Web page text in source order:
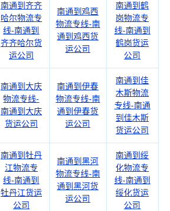
南通到齐齐
哈尔物流专
线-南通到
齐齐哈尔货
运公司
南通到鸡西
物流专线-南
通到鸡西货
运公司
南通到鹤
岗物流专
线-南通到
鹤岗货运
公司
南通到大庆
物流专线-
南通到大庆
货运公司
南通到伊春
物流专线-南
通到伊春货
运公司
南通到佳
木斯物流
专线-南通
到佳木斯
货运公司
南通到牡丹
江物流专
线-南通到
牡丹江货运
公司
南通到黑河
物流专线-南
通到黑河货
运公司
南通到绥
化物流专
线-南通到
绥化货运
公司